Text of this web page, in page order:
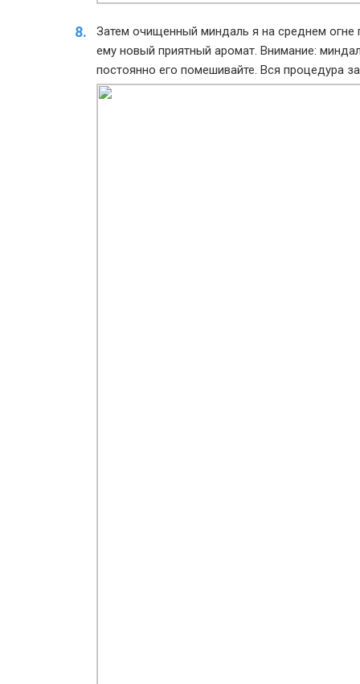
Затем очищенный миндаль я на среднем огне
ему новый приятный аромат. Внимание:
постоянно его помешивайте. Вся процедура